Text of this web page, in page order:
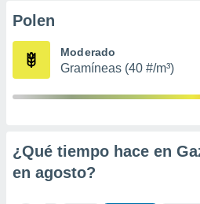
publicidad
de
Polen
Moderado
Gramíneas (40 #/m³)
¿Qué tiempo hace en
en agosto?